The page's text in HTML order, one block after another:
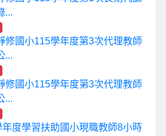
...
修國小115學年度第3次代理教師
...
修國小115學年度第3次代理教師
...
度學習扶助國小現職教師8小時